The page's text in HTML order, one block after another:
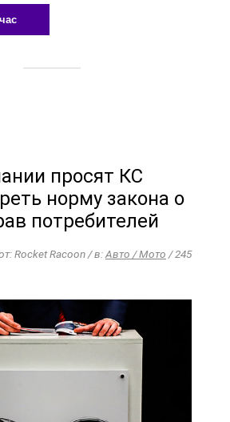
просят КС
норму закона о
потребителей
Rocket Racoon / в:Авто / Мото / 245